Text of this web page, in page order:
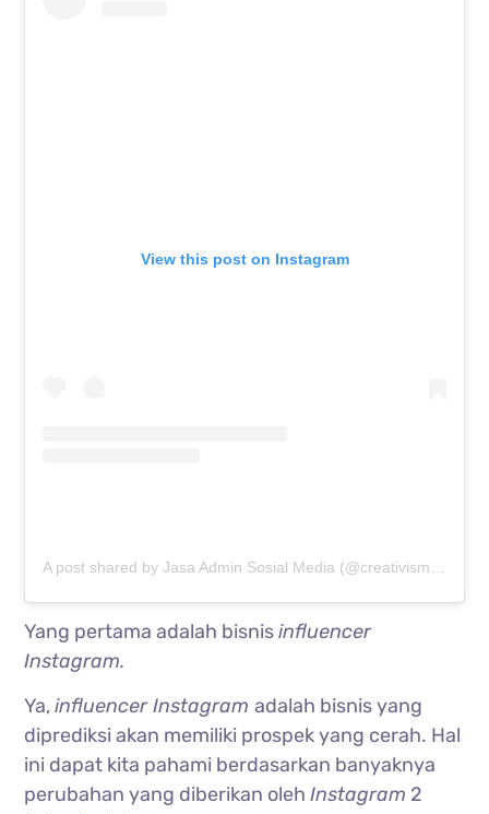
View this post on Instagram
Yang pertama adalah bisnisinfluencer
Instagram.
Ya,influencer Instagramadalah bisnis yang
diprediksi akan memiliki prospek yang cerah. Hal
ini dapat kita pahami berdasarkan banyaknya
perubahan yang diberikan olehInstagram 2